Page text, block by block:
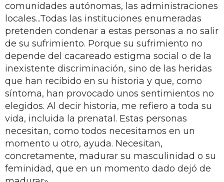
comunidades autónomas, las administraciones
locales...Todas las instituciones enumeradas
pretenden condenar a estas personas a no salir
de su sufrimiento. Porque su sufrimiento no
depende del cacareado estigma social o de la
inexistente discriminación, sino de las heridas
que han recibido en su historia y que, como
síntoma, han provocado unos sentimientos no
elegidos. Al decir historia, me refiero a toda su
vida, incluida la prenatal. Estas personas
necesitan, como todos necesitamos en un
momento u otro, ayuda. Necesitan,
concretamente, madurar su masculinidad o su
feminidad, que en un momento dado dejó de